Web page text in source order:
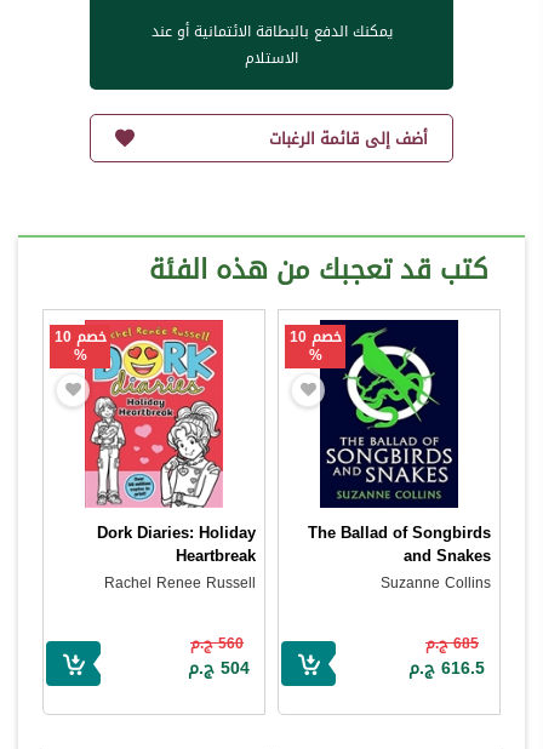
يمكنك الدفع بالبطاقة الائتمانية أو عند
الاستلام
أضف إلى قائمة الرغبات
كتب قد تعجبك من هذه الفئة
خصم 10
%
The Ballad of Songbirds
and Snakes
Suzanne Collins
685 ج.م
616.5 ج.م
خصم 10
%
Dork Diaries: Holiday
Heartbreak
Rachel Renee Russell
560 ج.م
504 ج.م